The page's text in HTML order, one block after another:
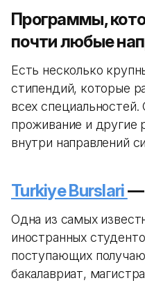
Программы,
почти любые
Есть несколько
стипендий, которые
всех
проживание и другие
внутри направлений
Turkiye Burslari—
Одна из самых
иностранных
поступающих
бакалавриат,